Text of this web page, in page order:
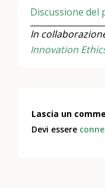
Discussione del
In
Innovation
Lascia un
Devi essere